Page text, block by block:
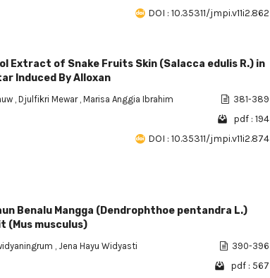
DOI : 10.35311/jmpi.v11i2.862
Extract of Snake Fruits Skin (Salacca edulis R.) in
Induced By Alloxan
Djulfikri Mewar Marisa Anggia Ibrahim 381-389
pdf : 194
DOI : 10.35311/jmpi.v11i2.874
Benalu Mangga (Dendrophthoe pentandra L.)
(Mus musculus)
Jena Hayu Widyasti 390-396
pdf : 567